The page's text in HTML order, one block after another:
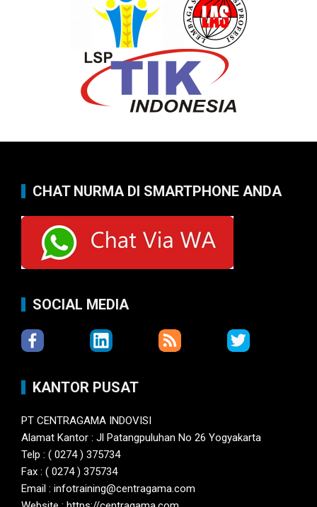
CHAT NURMA DI SMARTPHONE ANDA
SOCIAL MEDIA
KANTOR PUSAT
PT CENTRAGAMA INDOVISI
Alamat Kantor : Jl Patangpuluhan No 26 Yogyakarta
Telp : ( 0274 ) 375734
Fax : ( 0274 ) 375734
Email : infotraining@centragama.com